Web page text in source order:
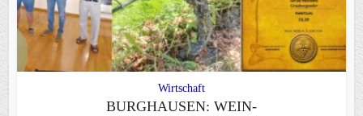
Wirtschaft
BURGHAUSEN: WEIN-